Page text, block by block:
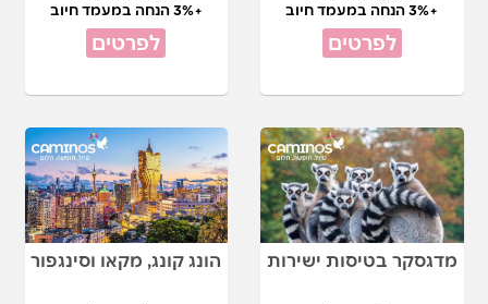
+3% הנחה במעמד חיוב
לפרטים
+3% הנחה במעמד חיוב
לפרטים
מדגסקר בטיסות ישירות הונג קונג, מקאו וסינגפור